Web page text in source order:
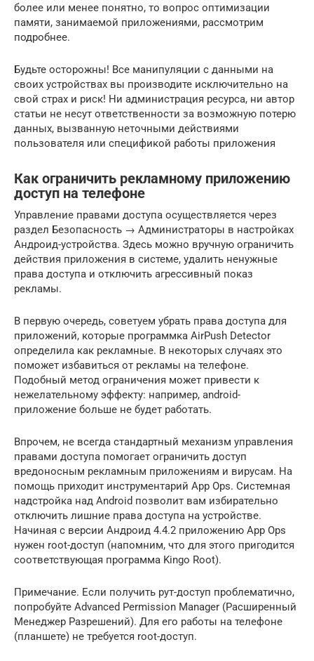
более или менее понятно, то вопрос оптимизации
памяти, занимаемой приложениями, рассмотрим
подробнее.
Будьте осторожны! Все манипуляции с данными на
своих устройствах вы производите исключительно на
свой страх и риск! Ни администрация ресурса, ни автор
статьи не несут ответственности за возможную потерю
данных, вызванную неточными действиями
пользователя или спецификой работы приложения
Как ограничить рекламному приложению
доступ на телефоне
Управление правами доступа осуществляется через
раздел Безопасность → Администраторы в настройках
Андроид-устройства. Здесь можно вручную ограничить
действия приложения в системе, удалить ненужные
права доступа и отключить агрессивный показ
рекламы.
В первую очередь, советуем убрать права доступа для
приложений, которые программка AirPush Detector
определила как рекламные. В некоторых случаях это
поможет избавиться от рекламы на телефоне.
Подобный метод ограничения может привести к
нежелательному эффекту: например, android-
приложение больше не будет работать.
Впрочем, не всегда стандартный механизм управления
правами доступа помогает ограничить доступ
вредоносным рекламным приложениям и вирусам. На
помощь приходит инструментарий App Ops. Системная
надстройка над Android позволит вам избирательно
отключить лишние права доступа на устройстве.
Начиная с версии Андроид 4.4.2 приложению App Ops
нужен root-доступ (напомним, что для этого пригодится
соответствующая программа Kingo Root).
Примечание. Если получить рут-доступ проблематично,
попробуйте Advanced Permission Manager (Расширенный
Менеджер Разрешений). Для его работы на телефоне
(планшете) не требуется root-доступ.